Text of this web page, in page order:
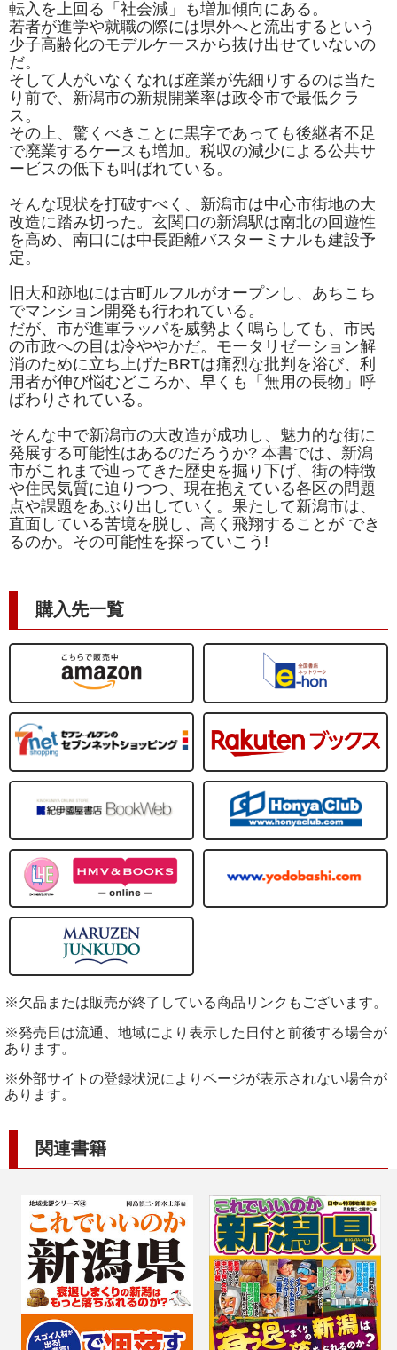
転入を上回る「社会減」も増加傾向にある。
若者が進学や就職の際には県外へと流出するという
少子高齢化のモデルケースから抜け出せていないの
だ。
そして人がいなくなれば産業が先細りするのは当た
り前で、新潟市の新規開業率は政令市で最低クラ
ス。
その上、驚くべきことに黒字であっても後継者不足
で廃業するケースも増加。税収の減少による公共サ
ービスの低下も叫ばれている。
そんな現状を打破すべく、新潟市は中心市街地の大
改造に踏み切った。玄関口の新潟駅は南北の回遊性
を高め、南口には中長距離バスターミナルも建設予
定。
旧大和跡地には古町ルフルがオープンし、あちこち
でマンション開発も行われている。
だが、市が進軍ラッパを威勢よく鳴らしても、市民
の市政への目は冷ややかだ。モータリゼーション解
消のために立ち上げたBRTは痛烈な批判を浴び、利
用者が伸び悩むどころか、早くも「無用の長物」呼
ばわりされている。
そんな中で新潟市の大改造が成功し、魅力的な街に
発展する可能性はあるのだろうか? 本書では、新潟
市がこれまで辿ってきた歴史を掘り下げ、街の特徴
や住民気質に迫りつつ、現在抱えている各区の問題
点や課題をあぶり出していく。果たして新潟市は、
直面している苦境を脱し、高く飛翔することが でき
るのか。その可能性を探っていこう!
購入先一覧
※欠品または販売が終了している商品リンクもございます。
※発売日は流通、地域により表示した日付と前後する場合が
あります。
※外部サイトの登録状況によりページが表示されない場合が
あります。
関連書籍